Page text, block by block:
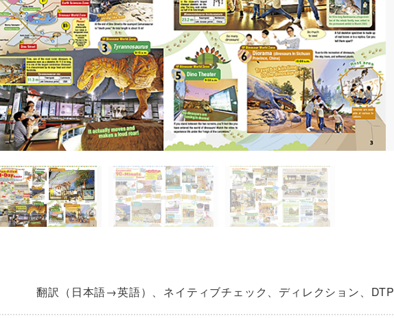
翻訳（日本語→英語）、ネイティブチェック、ディレクション、DTP